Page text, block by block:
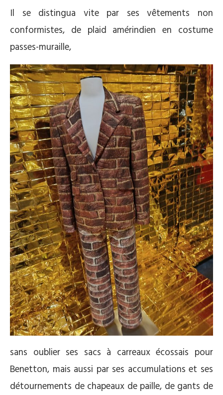
Il se distingua vite par ses vêtements non
conformistes, de plaid amérindien en costume
passes-muraille,
sans oublier ses sacs à carreaux écossais pour
Benetton, mais aussi par ses accumulations et ses
détournements de chapeaux de paille, de gants de